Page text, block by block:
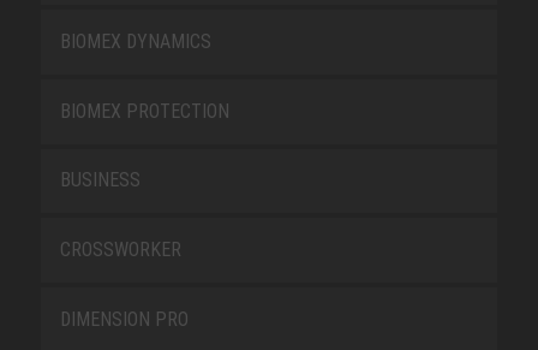
BIOMEX DYNAMICS
BIOMEX PROTECTION
BUSINESS
CROSSWORKER
DIMENSION PRO